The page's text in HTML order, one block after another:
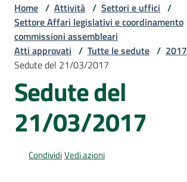
Assemblea
Attività
Argomenti
Home / Attività / Settori e uffici /
Settore Affari legislativi e coordinamento
commissioni assembleari
Atti approvati / Tutte le sedute / 2017
Sedute del 21/03/2017
Sedute del
21/03/2017
CondividiVedi azioni